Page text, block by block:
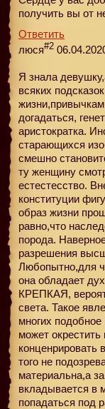
получить вы от
Ответить
люся#2
Я знала
всяких
догадаться,
аристократка.
старающихся
смешно
ту женщину
естестесство.
конституции
образ жизни
равно,что
порода.
разрешения
Любопытно,для
она обладает
КРЕПКАЯ,
света. Такое
многих подобное
может
конценрировать
того не
материальна,а
вкладывается в
попадаться под